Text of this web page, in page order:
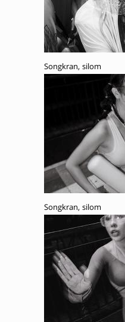
Songkran, silom
Songkran, silom